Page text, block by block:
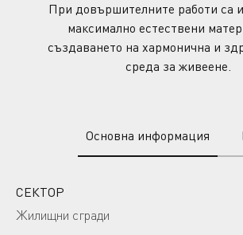
При довършителните работи са
максимално естествени
създаването на хармонична и
среда за живеене.
Основна информация
СЕКТОР
Жилищни сгради